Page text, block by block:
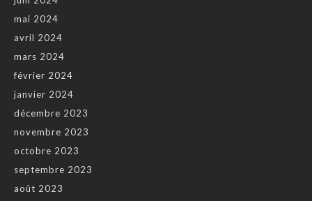
mai 2024
avril 2024
mars 2024
février 2024
janvier 2024
décembre 2023
novembre 2023
octobre 2023
septembre 2023
août 2023